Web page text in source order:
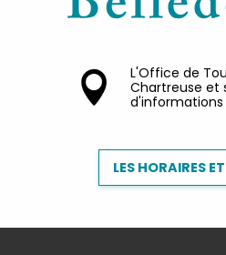
L'Office de
Chartreuse et
LES HORAIRES